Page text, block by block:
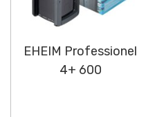
EHEIM Professionel
4+ 600